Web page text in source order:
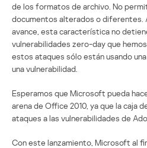
de los formatos de archivo. No
documentos alterados o diferentes.
avance, esta característica no
vulnerabilidades zero-day que
estos ataques sólo están usando
una vulnerabilidad.
Esperamos que Microsoft pueda
arena de Office 2010, ya que la caja
ataques a las vulnerabilidades de
Con este lanzamiento, Microsoft al